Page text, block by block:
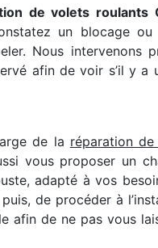
de volets roulants
un blocage
Nous intervenons
afin de voir s’il y
de la réparation
vous proposer un
adapté à vos
de procéder à
afin de ne pas vous